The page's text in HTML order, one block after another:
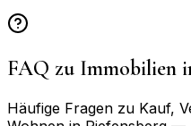
FAQ zu Immobilien
Häufige Fragen zu Kauf,